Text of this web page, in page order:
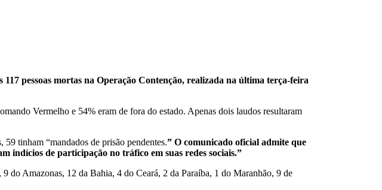
pessoas mortas na Operação Contenção, realizada na última terça-feira
Vermelho e 54% eram de fora do estado. Apenas dois laudos resultaram
tinham “mandados de prisão pendentes.” O comunicado oficial admite que
indícios de participação no tráfico em suas redes sociais.”
9 do Amazonas, 12 da Bahia, 4 do Ceará, 2 da Paraíba, 1 do Maranhão, 9 de